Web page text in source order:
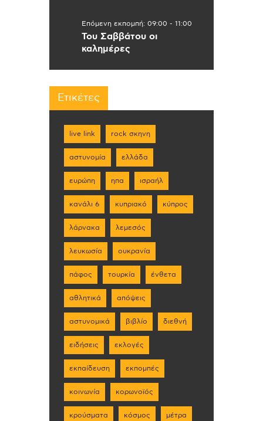
Επόμενη εκπομπή: 09:00 - 11:00
Του Σαββάτου οι
καλημέρες
Ετικέτες
live link rock σκηνη
αστυνομία ελλάδα
ευρώπη ηπα ισραήλ
κανάλι 6 κυπριακό κύπρος
λάρνακα λεμεσός
λευκωσία ουκρανία
πάφος τουρκία ένθετα
αθλητικά απόψεις
αστυνομικά βιβλίο διεθνή
ειδήσεις εκλογές
εκπαίδευση εκπομπές
κοινωνία κορωνοϊός
κρούσματα κόσμος μέτρα